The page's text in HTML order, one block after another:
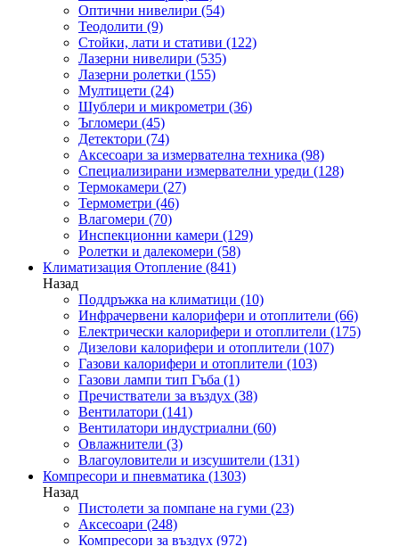
Оптични нивелири (54)
Теодолити (9)
Стойки, лати и стативи (122)
Лазерни нивелири (535)
Лазерни ролетки (155)
Мултицети (24)
Шублери и микрометри (36)
Ъгломери (45)
Детектори (74)
Аксесоари за измервателна техника (98)
Специализирани измервателни уреди (128)
Термокамери (27)
Термометри (46)
Влагомери (70)
Инспекционни камери (129)
Ролетки и далекомери (58)
Климатизация Отопление (841)
Назад
Поддръжка на климатици (10)
Инфрачервени калорифери и отоплители (66)
Електрически калорифери и отоплители (175)
Дизелови калорифери и отоплители (107)
Газови калорифери и отоплители (103)
Газови лампи тип Гъба (1)
Пречистватели за въздух (38)
Вентилатори (141)
Вентилатори индустриални (60)
Овлажнители (3)
Влагоуловители и изсушители (131)
Компресори и пневматика (1303)
Назад
Пистолети за помпане на гуми (23)
Аксесоари (248)
Компресори за въздух (972)